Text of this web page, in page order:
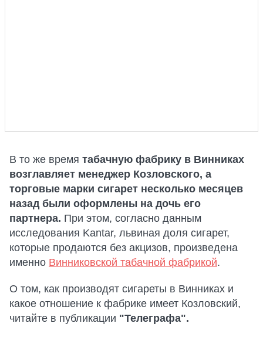
В то же время табачную фабрику в Винниках
возглавляет менеджер Козловского, а
торговые марки сигарет несколько месяцев
назад были оформлены на дочь его
партнера. При этом, согласно данным
исследования Kantar, львиная доля сигарет,
которые продаются без акцизов, произведена
именно Винниковской табачной фабрикой.
О том, как производят сигареты в Винниках и
какое отношение к фабрике имеет Козловский,
читайте в публикации "Телеграфа".